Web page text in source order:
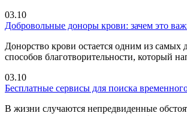
03.10
Добровольные доноры крови: зачем это
Донорство крови остается одним из самых
способов благотворительности, который
03.10
Бесплатные сервисы для поиска
В жизни случаются непредвиденные